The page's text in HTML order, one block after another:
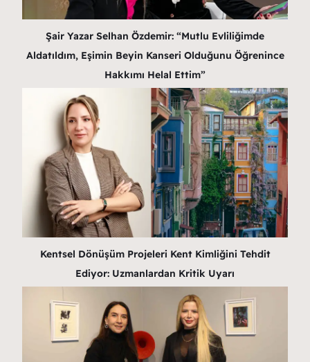
Şair Yazar Selhan Özdemir: “Mutlu Evliliğimde
Aldatıldım, Eşimin Beyin Kanseri Olduğunu Öğrenince
Hakkımı Helal Ettim”
Kentsel Dönüşüm Projeleri Kent Kimliğini Tehdit
Ediyor: Uzmanlardan Kritik Uyarı